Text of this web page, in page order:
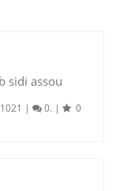
sidi assou
1021 | 0. | 0